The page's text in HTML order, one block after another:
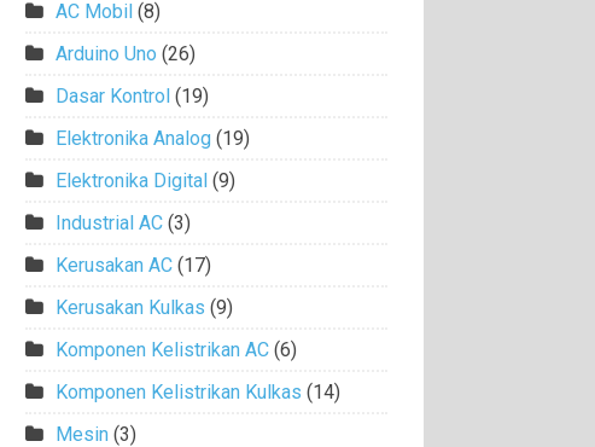
AC Mobil (8)
Arduino Uno (26)
Dasar Kontrol (19)
Elektronika Analog (19)
Elektronika Digital (9)
Industrial AC (3)
Kerusakan AC (17)
Kerusakan Kulkas (9)
Komponen Kelistrikan AC (6)
Komponen Kelistrikan Kulkas (14)
Mesin (3)